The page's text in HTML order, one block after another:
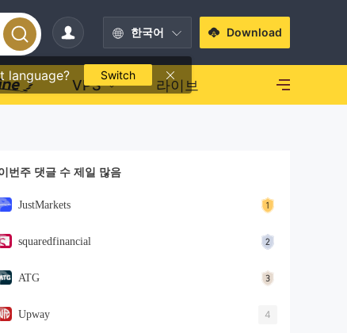
한국어
language? Switch
Download
VPS 라이브
번주 댓글 수 제일 많음
JustMarkets
squaredfinancial
ATG
Upway 4